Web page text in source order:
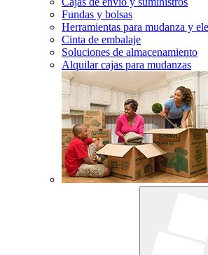
Fundas y bolsas
Herramientas para mudanza y
Cinta de embalaje
Soluciones de almacenamiento
Alquilar cajas para mudanzas